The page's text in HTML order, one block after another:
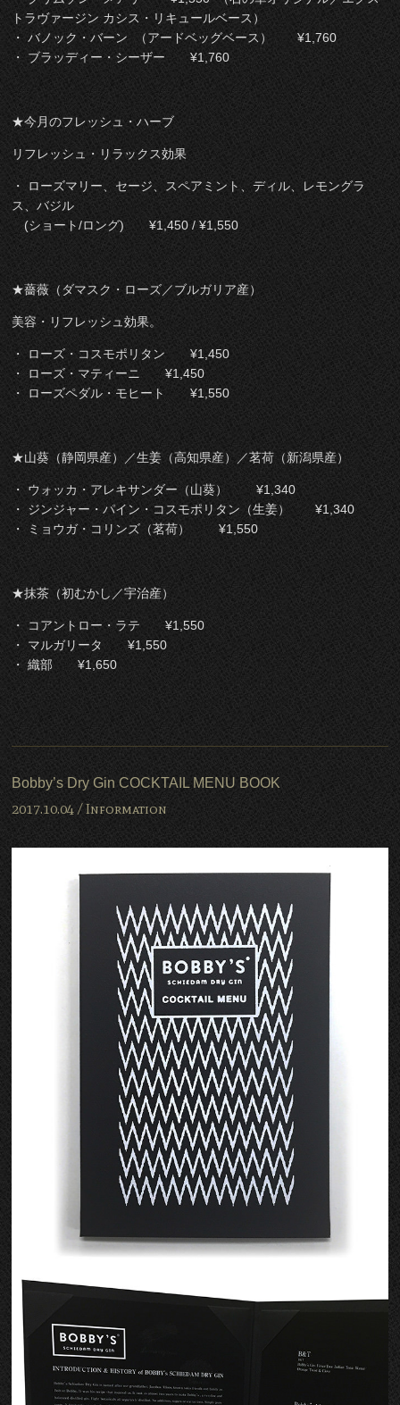
トラヴァージン カシス・リキュールベース）
・ バノック・バーン （アードベッグベース） ¥1,760
・ ブラッディー・シーザー ¥1,760
★今月のフレッシュ・ハーブ
リフレッシュ・リラックス効果
・ ローズマリー、セージ、スペアミント、ディル、レモングラ
ス、バジル
(ショート/ロング) ¥1,450 / ¥1,550
★薔薇（ダマスク・ローズ／ブルガリア産）
美容・リフレッシュ効果。
・ ローズ・コスモポリタン ¥1,450
・ ローズ・マティーニ ¥1,450
・ ローズペダル・モヒート ¥1,550
★山葵（静岡県産）／生姜（高知県産）／茗荷（新潟県産）
・ ウォッカ・アレキサンダー（山葵） ¥1,340
・ ジンジャー・パイン・コスモポリタン（生姜） ¥1,340
・ ミョウガ・コリンズ（茗荷） ¥1,550
★抹茶（初むかし／宇治産）
・ コアントロー・ラテ ¥1,550
・ マルガリータ ¥1,550
・ 織部 ¥1,650
Bobby’s Dry Gin COCKTAIL MENU BOOK
2017.10.04 /Information